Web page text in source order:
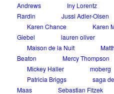
Andrews
Iny Lorentz
Rardin
Jussi Adler-Olsen
Karen Chance
Karen
Giebel
lauren oliver
Maison de la Nuit
Beaton
Mercy Thompson
Mickey Haller
moberg
Patricia Briggs
saga
Maas
Sebastian Fitzek